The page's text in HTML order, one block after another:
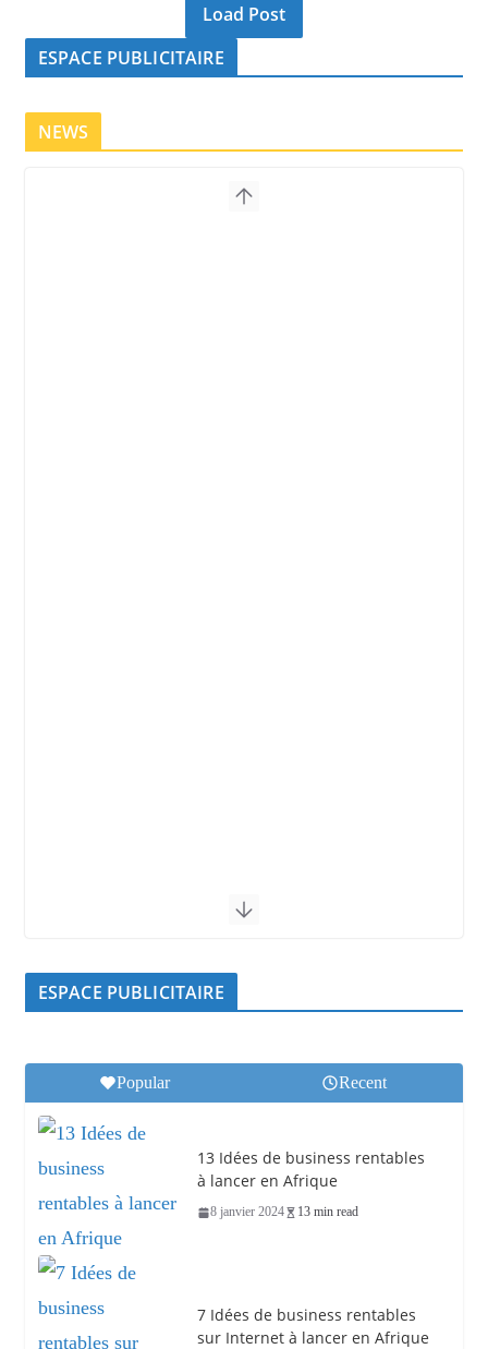
Load Post
ESPACE PUBLICITAIRE
NEWS
ESPACE PUBLICITAIRE
Popular Recent
13 Idées de business rentables
à lancer en Afrique
8 janvier 2024 13 min read
7 Idées de business rentables
sur Internet à lancer en Afrique